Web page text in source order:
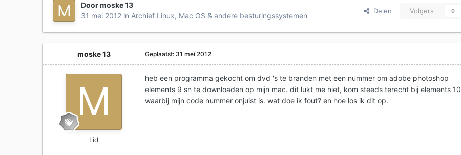
Doormoske 13
31 mei 2012 in Archief Linux, Mac OS & andere besturingssystemen
Delen Volgers 0
moske 13
Lid
Geplaatst: 31 mei 2012
heb een programma gekocht om dvd 's te branden met een nummer om adobe photoshop
elements 9 sn te downloaden op mijn mac. dit lukt me niet, kom steeds terecht bij elements 10
waarbij mijn code nummer onjuist is. wat doe ik fout? en hoe los ik dit op.